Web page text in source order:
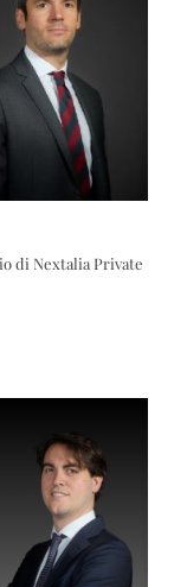
di Nextalia Private